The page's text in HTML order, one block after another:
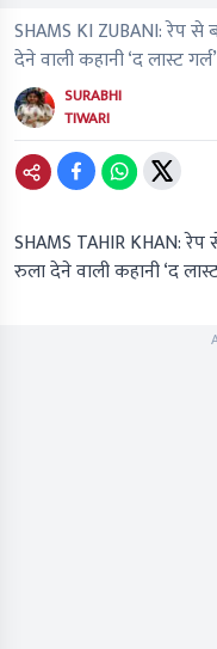
SHAMS KI ZUBANI: रेप
देने वाली कहानी ‘द लास्ट गर्ल’
SURABHI
TIWARI
SHAMS TAHIR KHAN:
रुला देने वाली कहानी ‘द